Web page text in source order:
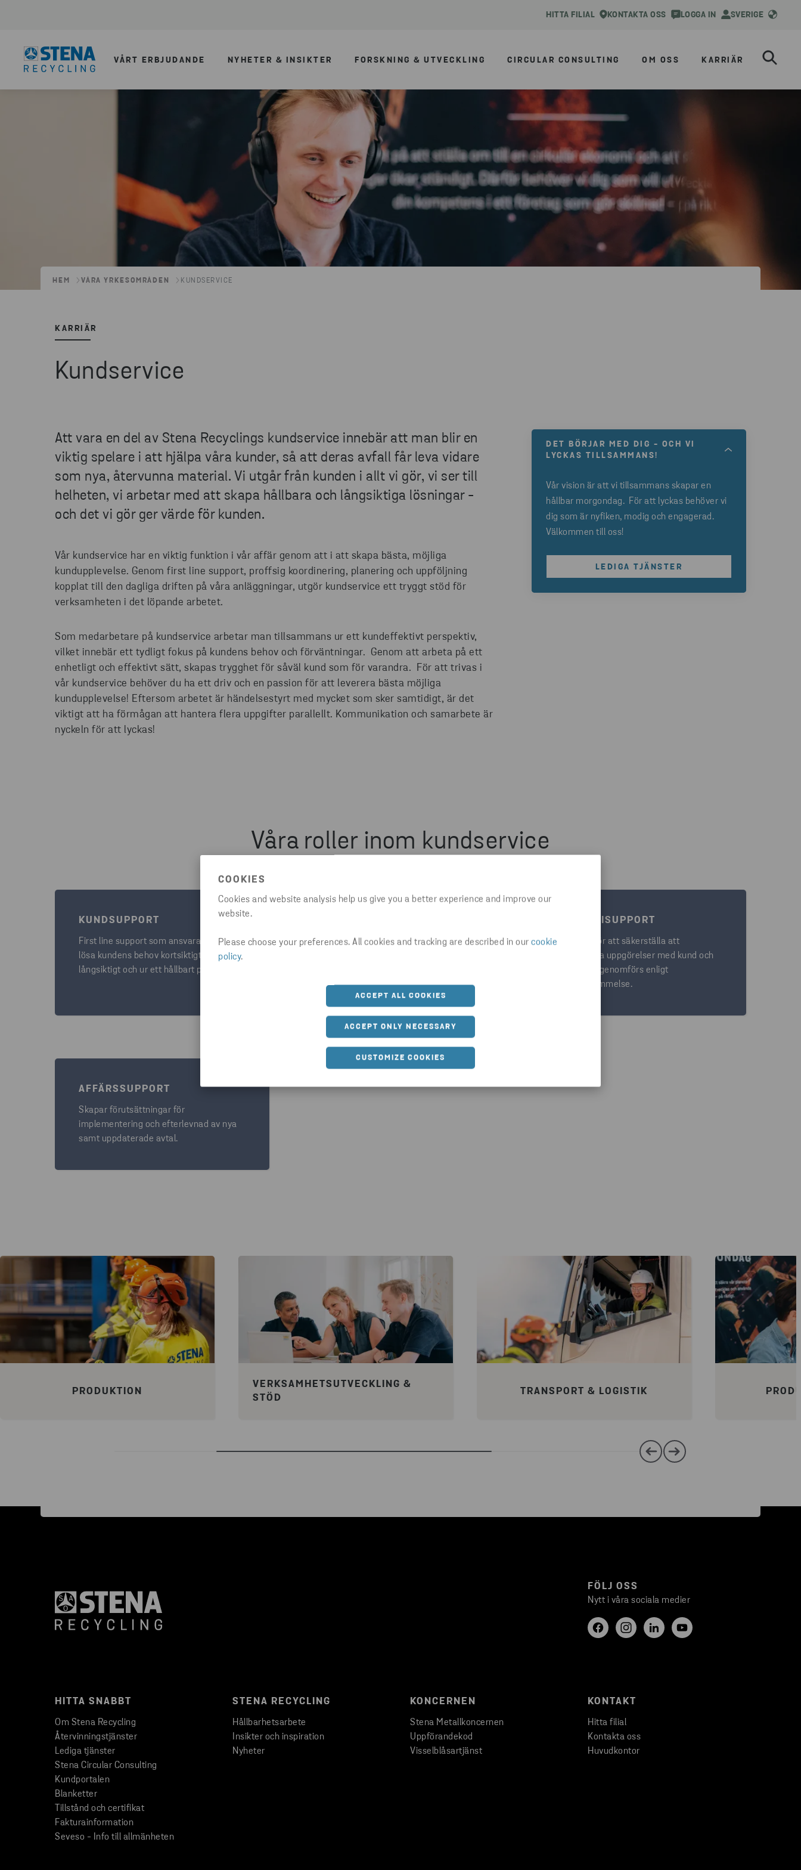
COOKIES
Cookies and website analysis help us give you a better experience and improve our
website.
Please choose your preferences. All cookies and tracking are described in our cookie
policy.
ACCEPT ALL COOKIES
ACCEPT ONLY NECESSARY
CUSTOMIZE COOKIES
HITTA FILIAL KONTAKTA OSS LOGGA IN SVERIGE
VÅRT ERBJUDANDE NYHETER & INSIKTER FORSKNING & UTVECKLING CIRCULAR CONSULTING OM OSS KARRIÄR
HEM VÅRA YRKESOMRÅDEN KUNDSERVICE
KARRIÄR
Kundservice
Att vara en del av Stena Recyclings kundservice innebär att man blir en
viktig spelare i att hjälpa våra kunder, så att deras avfall får leva vidare
som nya, återvunna material. Vi utgår från kunden i allt vi gör, vi ser till
helheten, vi arbetar med att skapa hållbara och långsiktiga lösningar -
och det vi gör ger värde för kunden.
Vår kundservice har en viktig funktion i vår affär genom att i att skapa bästa, möjliga
kundupplevelse. Genom first line support, proffsig koordinering, planering och uppföljning
kopplat till den dagliga driften på våra anläggningar, utgör kundservice ett tryggt stöd för
verksamheten i det löpande arbetet.
Som medarbetare på kundservice arbetar man tillsammans ur ett kundeffektivt perspektiv,
vilket innebär ett tydligt fokus på kundens behov och förväntningar. Genom att arbeta på ett
enhetligt och effektivt sätt, skapas trygghet för såväl kund som för varandra. För att trivas i
vår kundservice behöver du ha ett driv och en passion för att leverera bästa möjliga
kundupplevelse! Eftersom arbetet är händelsestyrt med mycket som sker samtidigt, är det
viktigt att ha förmågan att hantera flera uppgifter parallellt. Kommunikation och samarbete är
nyckeln för att lyckas!
DET BÖRJAR MED DIG - OCH VI
LYCKAS TILLSAMMANS!
Vår vision är att vi tillsammans skapar en
hållbar morgondag. För att lyckas behöver vi
dig som är nyfiken, modig och engagerad.
Välkommen till oss!
LEDIGA TJÄNSTER
Våra roller inom kundservice
KUNDSUPPORT
First line support som ansvarar för att
lösa kundens behov kortsiktigt,
långsiktigt och ur ett hållbart perspektiv.
Säkerställer fungerande leveranser,
underlag.
EKONOMISUPPORT
Ansvarar för att säkerställa att
ekonomiska uppgörelser med kund och
leverantör genomförs enligt
överenskommelse.
AFFÄRSSUPPORT
Skapar förutsättningar för
implementering och efterlevnad av nya
samt uppdaterade avtal.
PRODUKTION
VERKSAMHETSUTVECKLING &
STÖD
TRANSPORT & LOGISTIK
FÖLJ OSS
Nytt i våra sociala medier
HITTA SNABBT
Om Stena Recycling
Återvinningstjänster
Lediga tjänster
Stena Circular Consulting
Kundportalen
Blanketter
Tillstånd och certifikat
Fakturainformation
Seveso - Info till allmänheten
STENA RECYCLING
Hållbarhetsarbete
Insikter och inspiration
Nyheter
KONCERNEN
Stena Metallkoncernen
Uppförandekod
Visselblåsartjänst
KONTAKT
Hitta filial
Kontakta oss
Huvudkontor